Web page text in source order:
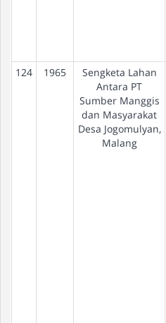
124
1965
Sengketa Lahan
Antara PT
Sumber Manggis
dan Masyarakat
Desa Jogomulyan,
Malang